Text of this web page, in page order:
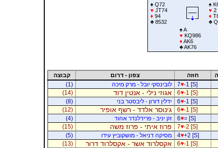
♠Q72
♥ JT74
♦ 94
♣8532
♠
♥ 2
♦
♣
♠A
♥ KQ986
♦ AK6
♣AK76
חוזה צפון - דרום
קבוצה
7♥-1 [S] לובינסקי יובל - מרק מיכה
(1)
6♥-1 [S] אגוזי נילי - אנטין דוד
(14)
6♥-1 [S] ידלין דורון - ליבסטר בני
(8)
6♥-1 [S] גינוסר אלדד - רשף אופיר
(12)
6♥= [S] זק יניב - פרידלנדר אהוד
(4)
7♥-2 [S] פרוז איתי - פרוז משה
(15)
4♥+2 [S] מסיקה דניאל - מושקוביץ עידו
(5)
6♥-1 [S] אקסלרוד אשר - אקסלרוד דרור
(13)